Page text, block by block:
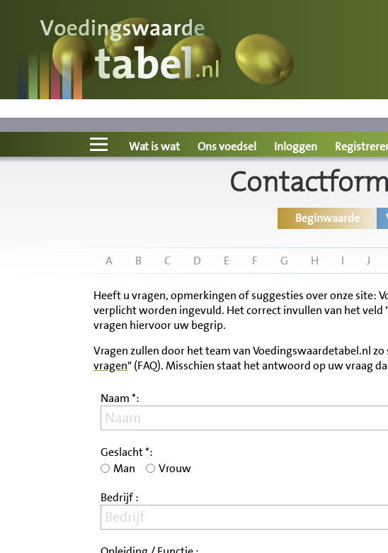
Voedingswaarde
Wat is wat?
Ons voedsel
Registreren
Wat is wat Ons voedsel Inloggen
Beginwaarde
A B C D E F G H I J
Heeft u vragen, opmerkingen of suggesties over onze site:
verplicht worden ingevuld. Het correct invullen van het
vragen hiervoor uw begrip.
Vragen zullen door het team van Voedingswaardetabel.nl
vragen" (FAQ). Misschien staat het antwoord op uw vraag
Naam *:
Geslacht *:
Man
Vrouw
Bedrijf :